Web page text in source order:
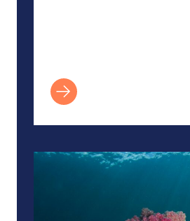
Estudio: Proteger el